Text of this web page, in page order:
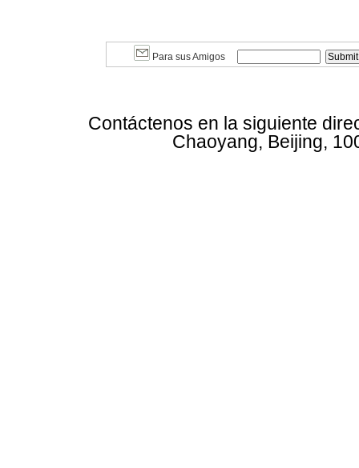
Para sus Amigos
Contáctenos en la siguiente
Chaoyang, Beijing,